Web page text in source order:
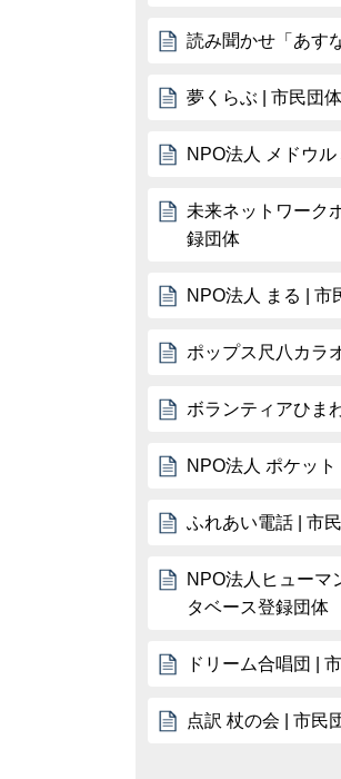
読み聞かせ「あす
夢くらぶ | 市民団
NPO法人 メドウ
未来ネットワーク
録団体
NPO法人 まる | 市
ポップス尺八カラ
ボランティアひま
NPO法人 ポケッ
ふれあい電話 | 市
NPO法人ヒューマ
タベース登録団体
ドリーム合唱団 |
点訳 杖の会 | 市民